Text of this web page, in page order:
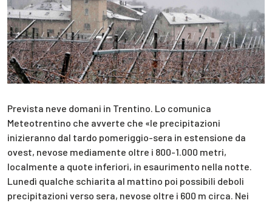
Prevista neve domani in Trentino. Lo comunica
Meteotrentino che avverte che «le precipitazioni
inizieranno dal tardo pomeriggio-sera in estensione da
ovest, nevose mediamente oltre i 800-1.000 metri,
localmente a quote inferiori, in esaurimento nella notte.
Lunedì qualche schiarita al mattino poi possibili deboli
precipitazioni verso sera, nevose oltre i 600 m circa. Nei